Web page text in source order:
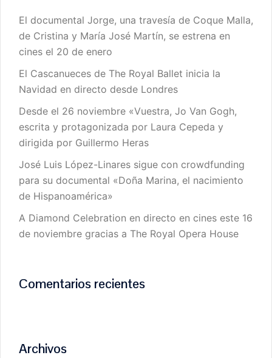
El documental Jorge, una travesía de Coque Malla,
de Cristina y María José Martín, se estrena en
cines el 20 de enero
El Cascanueces de The Royal Ballet inicia la
Navidad en directo desde Londres
Desde el 26 noviembre «Vuestra, Jo Van Gogh,
escrita y protagonizada por Laura Cepeda y
dirigida por Guillermo Heras
José Luis López-Linares sigue con crowdfunding
para su documental «Doña Marina, el nacimiento
de Hispanoamérica»
A Diamond Celebration en directo en cines este 16
de noviembre gracias a The Royal Opera House
Comentarios recientes
Archivos